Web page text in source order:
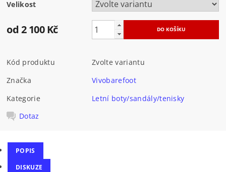
Velikost
od 2 100 Kč
Kód produktu
Zvolte variantu
Značka
Vivobarefoot
Kategorie
Letní boty/sandály/tenisky
Dotaz
POPIS
DISKUZE